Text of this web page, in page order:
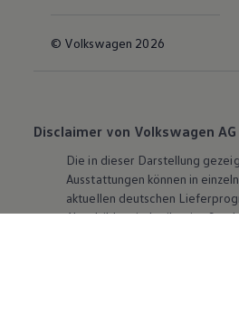
© Volkswagen 2026
Disclaimer von Volkswagen AG
Die in dieser Darstellung
Ausstattungen können in
aktuellen deutschen
Abgebildet sind teilweise